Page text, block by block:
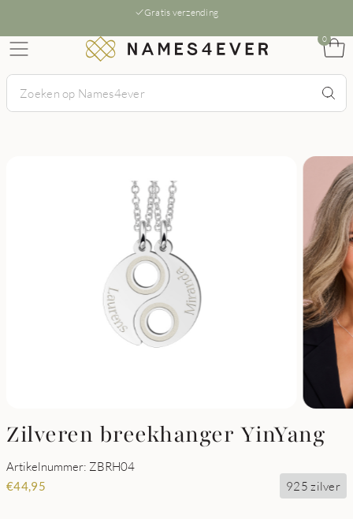
Gratis verzending
0
Zilveren breekhanger YinYang
Artikelnummer: ZBRH04
€44,95 925 zilver